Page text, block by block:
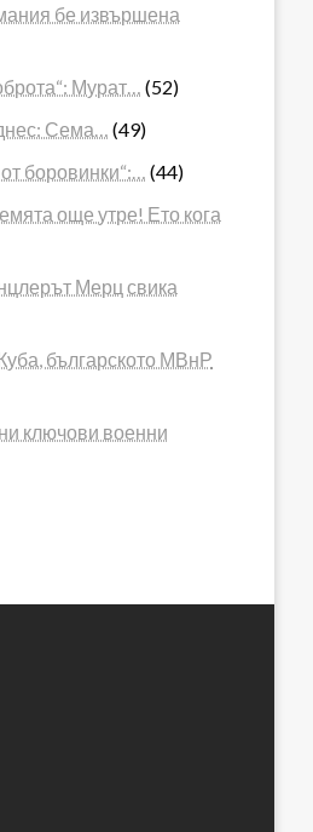
бе извършена
Мурат…
(52)
Сема…
(49)
боровинки“:…
(44)
още утре! Ето кога
Мерц свика
българското МВнР
ключови военни